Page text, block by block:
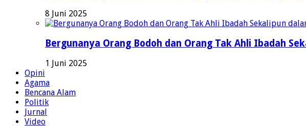
8 Juni 2025
Bergunanya Orang Bodoh dan Orang Tak Ahli Ibadah
1 Juni 2025
Opini
Agama
Bencana Alam
Politik
Jurnal
Video